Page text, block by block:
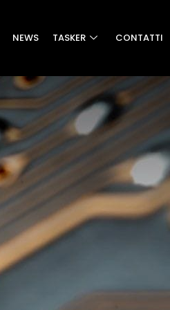
NEWS TASKER CONTATTI